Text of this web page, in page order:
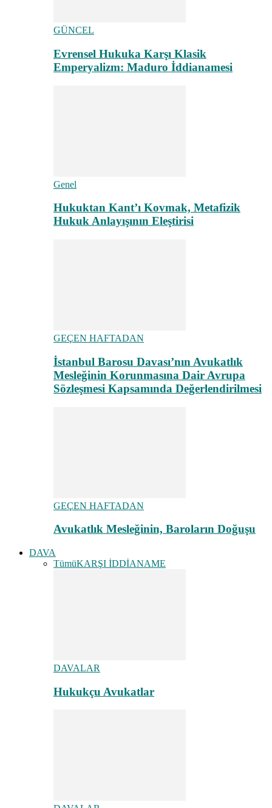
GÜNCEL
Evrensel Hukuka Karşı Klasik
Emperyalizm: Maduro İddianamesi
Genel
Hukuktan Kant’ı Kovmak, Metafizik
Hukuk Anlayışının Eleştirisi
GEÇEN HAFTADAN
İstanbul Barosu Davası’nın Avukatlık
Mesleğinin Korunmasına Dair Avrupa
Sözleşmesi Kapsamında Değerlendirilmesi
GEÇEN HAFTADAN
Avukatlık Mesleğinin, Baroların Doğuşu
DAVA
TümüKARŞI İDDİANAME
DAVALAR
Hukukçu Avukatlar